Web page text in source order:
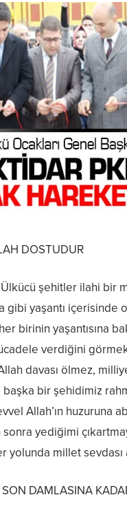
DOSTUDUR
şehitler ilahi bir
gibi yaşantı
birinin yaşantısına
verdiğini
davası ölmez,
bir şehidimiz
Allah’ın huzuruna
yediğimi
yolunda millet
DAMLASINA